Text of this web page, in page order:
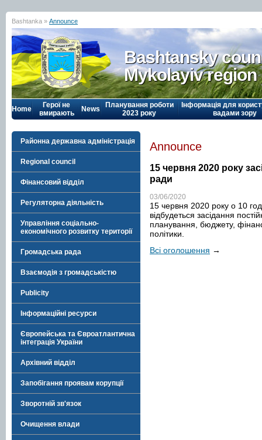
Bashtanka » Announce
Bashtansky
Mykolayiv region
Home
Герої не
вмирають
News
Планування роботи
2023 року
Інформація для
вадами зору
Районна державна адміністрація
Regional council
Фінансовий відділ
Регуляторна діяльність
Управління соціально-
економічного розвитку території
Громадська рада
Взаємодія з громадськістю
Publicity
Інформаційні ресурси
Європейська та Євроатлантична
інтеграція України
Архівний відділ
Запобігання проявам корупції
Зворотній зв'язок
Очищення влади
Announce
15 червня 2020 року
ради
03/06/2020
15 червня 2020 року о 10
відбудеться засідання
планування, бюджету,
політики.
Всі оголошення →